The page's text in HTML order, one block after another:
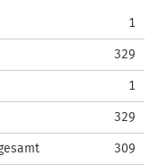
1
329
1
329
309